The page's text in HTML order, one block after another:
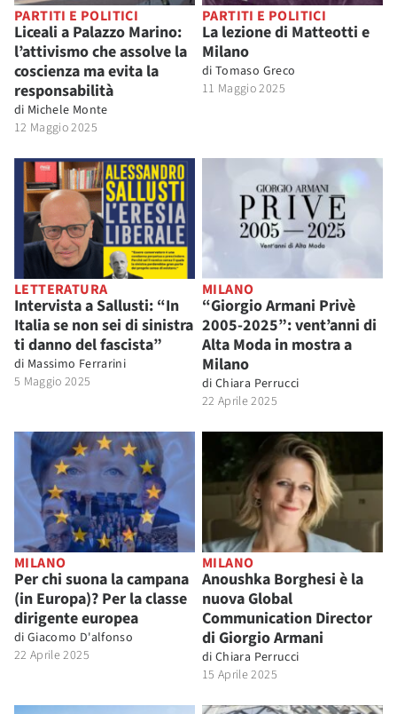
PARTITI E POLITICI
Liceali a Palazzo Marino:
l’attivismo che assolve la
coscienza ma evita la
responsabilità
di Michele Monte
12 Maggio 2025
PARTITI E POLITICI
La lezione di Matteotti e
Milano
di Tomaso Greco
11 Maggio 2025
LETTERATURA
Intervista a Sallusti: “In
Italia se non sei di sinistra
ti danno del fascista”
di Massimo Ferrarini
5 Maggio 2025
MILANO
“Giorgio Armani Privè
2005-2025”: vent’anni di
Alta Moda in mostra a
Milano
di Chiara Perrucci
22 Aprile 2025
MILANO
Per chi suona la campana
(in Europa)? Per la classe
dirigente europea
di Giacomo D'alfonso
22 Aprile 2025
MILANO
Anoushka Borghesi è la
nuova Global
Communication Director
di Giorgio Armani
di Chiara Perrucci
15 Aprile 2025